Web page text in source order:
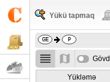
Yükü tapmaq
Yükləmə